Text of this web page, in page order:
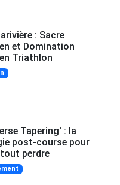
: Sacre
et Domination
Triathlon
Tapering' : la
post-course pour
perdre